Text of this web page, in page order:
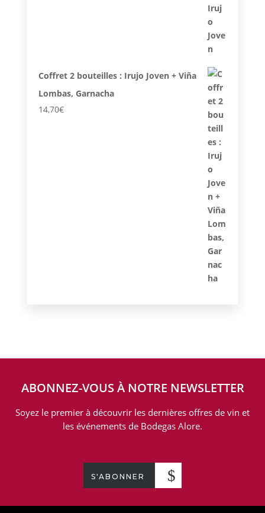
Coffret 2 bouteilles : Irujo Joven + Viña
Lombas, Garnacha
14,70€
ABONNEZ-VOUS À NOTRE NEWSLETTER
Soyez le premier à découvrir les dernières offres de vin et
les événements de Bodegas Alore.
S'ABONNER